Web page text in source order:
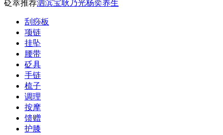
砭萃推荐泗滨宝耿乃光杨奕养生
刮痧板
项链
挂坠
腰带
砭具
手链
梳子
调理
按摩
馈赠
护膝